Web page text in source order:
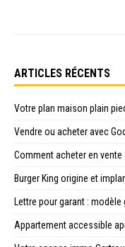
ARTICLES RÉCENTS
Votre plan maison plain
Vendre ou acheter avec
Comment acheter en
Burger King origine et
Lettre pour garant :
Appartement accessible